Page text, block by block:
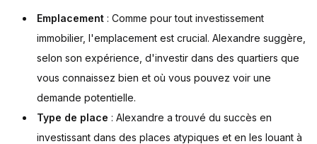
Emplacement : Comme pour tout investissement
immobilier, l'emplacement est crucial. Alexandre suggère,
selon son expérience, d'investir dans des quartiers que
vous connaissez bien et où vous pouvez voir une
demande potentielle.
Type de place : Alexandre a trouvé du succès en
investissant dans des places atypiques et en les louant à